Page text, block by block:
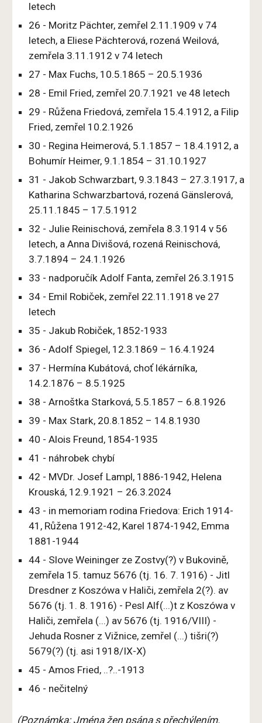
letech
26 - Moritz Pächter, zemřel 2.11.1909 v 74
letech, a Eliese Pächterová, rozená Weilová,
zemřela 3.11.1912 v 74 letech
27 - Max Fuchs, 10.5.1865 – 20.5.1936
28 - Emil Fried, zemřel 20.7.1921 ve 48 letech
29 - Růžena Friedová, zemřela 15.4.1912, a Filip
Fried, zemřel 10.2.1926
30 - Regina Heimerová, 5.1.1857 – 18.4.1912, a
Bohumír Heimer, 9.1.1854 – 31.10.1927
31 - Jakob Schwarzbart, 9.3.1843 – 27.3.1917, a
Katharina Schwarzbartová, rozená Gänslerová,
25.11.1845 – 17.5.1912
32 - Julie Reinischová, zemřela 8.3.1914 v 56
letech, a Anna Divišová, rozená Reinischová,
3.7.1894 – 24.1.1926
33 - nadporučík Adolf Fanta, zemřel 26.3.1915
34 - Emil Robiček, zemřel 22.11.1918 ve 27
letech
35 - Jakub Robiček, 1852-1933
36 - Adolf Spiegel, 12.3.1869 – 16.4.1924
37 - Hermína Kubátová, choť lékárníka,
14.2.1876 – 8.5.1925
38 - Arnoštka Starková, 5.5.1857 – 6.8.1926
39 - Max Stark, 20.8.1852 – 14.8.1930
40 - Alois Freund, 1854-1935
41 - náhrobek chybí
42 - MVDr. Josef Lampl, 1886-1942, Helena
Krouská, 12.9.1921 – 26.3.2024
43 - in memoriam rodina Friedova: Erich 1914-
41, Růžena 1912-42, Karel 1874-1942, Emma
1881-1944
44 - Slove Weininger ze Zostvy(?) v Bukovině,
zemřela 15. tamuz 5676 (tj. 16. 7. 1916) - Jitl
Dresdner z Koszówa v Haliči, zemřela 2(?). av
5676 (tj. 1. 8. 1916) - Pesl Alf(...)t z Koszówa v
Haliči, zemřela (...) av 5676 (tj. 1916/VIII) -
Jehuda Rosner z Vižnice, zemřel (...) tišri(?)
5679(?) (tj. asi 1918/IX-X)
45 - Amos Fried, ..?..-1913
46 - nečitelný
(Poznámka: Jména žen psána s přechýlením.